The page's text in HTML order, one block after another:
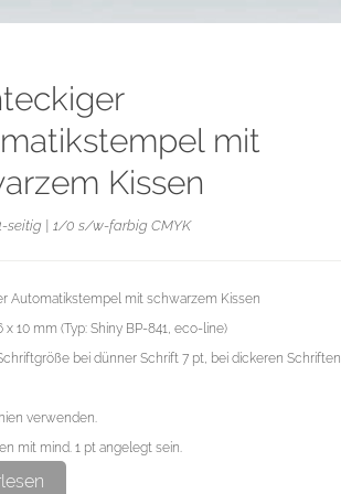
mit
Kissen
seitig | 1/0 s/w-farbig CMYK
Automatikstempel mit schwarzem Kissen
x 10 mm (Typ: Shiny BP-841, eco-line)
bei dünner Schrift 7 pt, bei dickeren Schriften
verwenden.
mit mind. 1 pt angelegt sein.
rundum mind. 0,5 mm Platz zum Außenrand lassen.